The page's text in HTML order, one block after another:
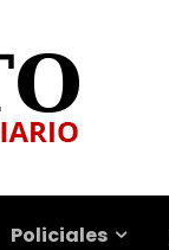
Policiales